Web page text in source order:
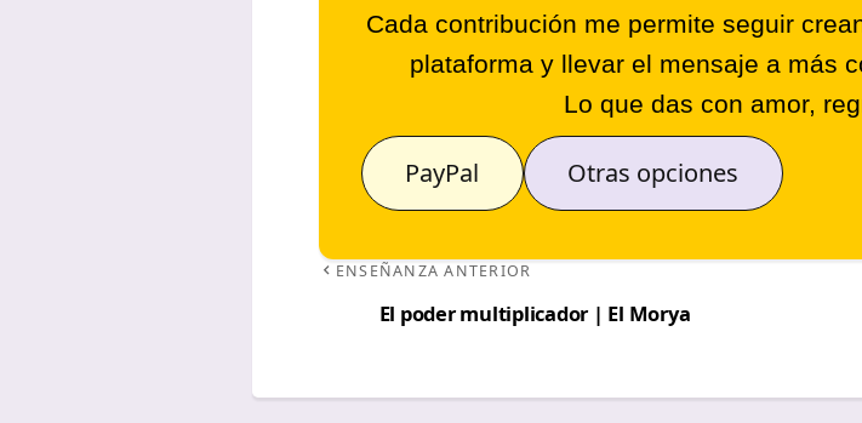
Cada contribución me permite seguir
plataforma y llevar el mensaje a más
Lo que das con amor,
PayPal Otras opciones
ENSEÑANZA ANTERIOR
El poder multiplicador | El Morya